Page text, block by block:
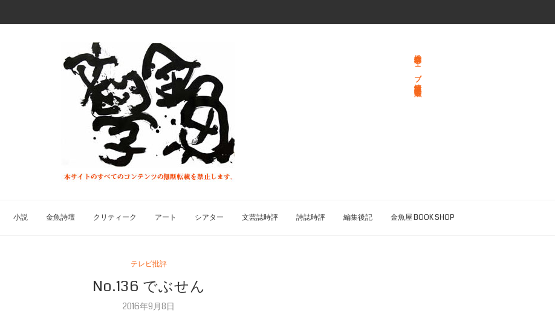
総合文学ウェブ情報誌 文学金魚
小説 金魚詩壇 クリティーク アート シアター 文芸誌時評 詩誌時評 編集後記 金魚屋 BOOK SHOP
テレビ批評
No.136 でぶせん
2016年9月8日